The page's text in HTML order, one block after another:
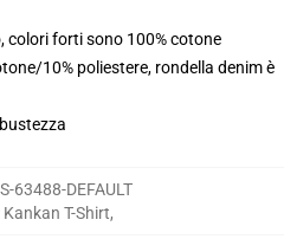
colori forti sono 100% cotone
10% poliestere, rondella denim è
63488-DEFAULT
Kankan T-Shirt,